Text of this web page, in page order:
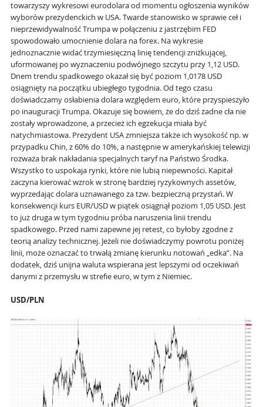
towarzyszy wykresowi eurodolara od momentu ogłoszenia wyników
wyborów prezydenckich w USA. Twarde stanowisko w sprawie ceł i
nieprzewidywalność Trumpa w połączeniu z jastrzębim FED
spowodowało umocnienie dolara na forex. Na wykresie
jednoznacznie widać trzymiesięczną linię tendencji zniżkującej,
uformowanej po wyznaczeniu podwójnego szczytu przy 1,12 USD.
Dnem trendu spadkowego okazał się być poziom 1,0178 USD
osiągnięty na początku ubiegłego tygodnia. Od tego czasu
doświadczamy osłabienia dolara względem euro, które przyspieszyło
po inauguracji Trumpa. Okazuje się bowiem, że do dziś żadne cła nie
zostały wprowadzone, a przecież ich egzekucja miała być
natychmiastowa. Prezydent USA zmniejsza także ich wysokość np. w
przypadku Chin, z 60% do 10%, a następnie w amerykańskiej telewizji
rozważa brak nakładania specjalnych taryf na Państwo Środka.
Wszystko to uspokaja rynki, które nie lubią niepewności. Kapitał
zaczyna kierować wzrok w stronę bardziej ryzykownych assetów,
wyprzedając dolara uznawanego za tzw. bezpieczną przystań. W
konsekwencji kurs EUR/USD w piątek osiągnął poziom 1,05 USD. Jest
to już druga w tym tygodniu próba naruszenia linii trendu
spadkowego. Przed nami zapewne jej retest, co byłoby zgodne z
teorią analizy technicznej. Jeżeli nie doświadczymy powrotu poniżej
linii, może oznaczać to trwałą zmianę kierunku notowań „edka”. Na
dodatek, dziś unijna waluta wspierana jest lepszymi od oczekiwań
danymi z przemysłu w strefie euro, w tym z Niemiec.
USD/PLN